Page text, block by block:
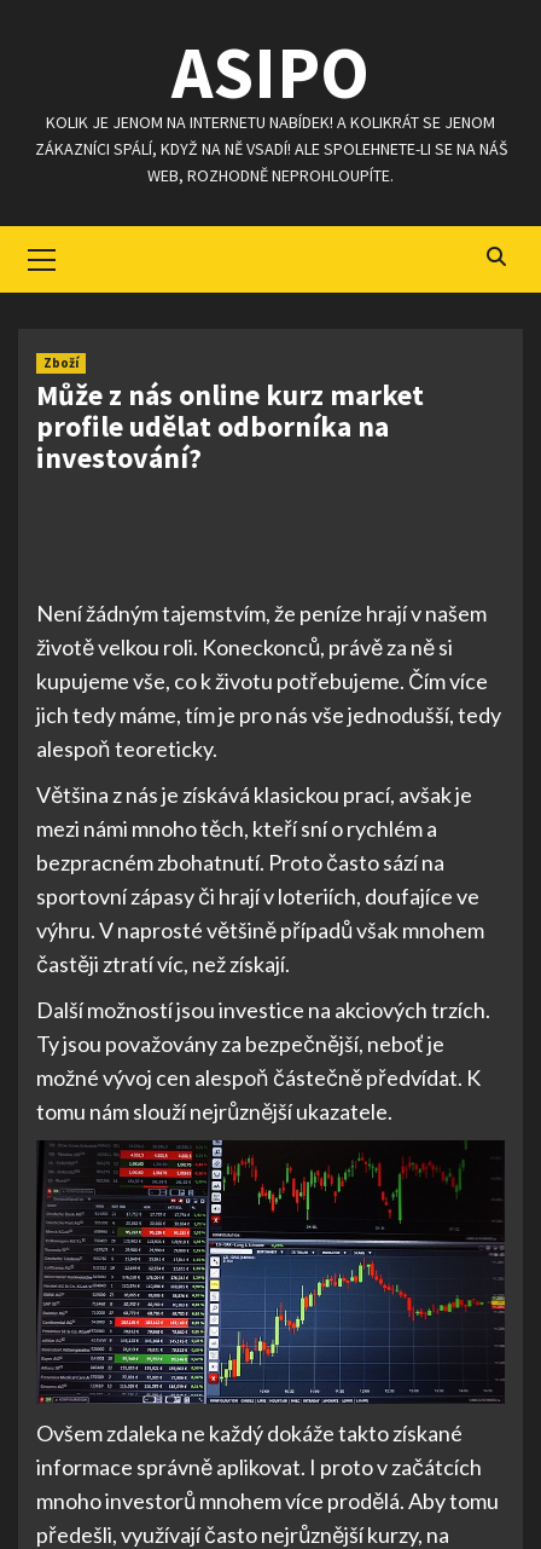
ASIPO
KOLIK JE JENOM NA INTERNETU NABÍDEK! A KOLIKRÁT SE JENOM
ZÁKAZNÍCI SPÁLÍ, KDYŽ NA NĚ VSADÍ! ALE SPOLEHNETE-LI SE NA NÁŠ
WEB, ROZHODNĚ NEPROHLOUPÍTE.
Menu
Zboží
Může z nás online kurz market
profile udělat odborníka na
investování?
Není žádným tajemstvím, že peníze hrají v našem
životě velkou roli. Koneckonců, právě za ně si
kupujeme vše, co k životu potřebujeme. Čím více
jich tedy máme, tím je pro nás vše jednodušší, tedy
alespoň teoreticky.
Většina z nás je získává klasickou prací, avšak je
mezi námi mnoho těch, kteří sní o rychlém a
bezpracném zbohatnutí. Proto často sází na
sportovní zápasy či hrají v loteriích, doufajíce ve
výhru. V naprosté většině případů však mnohem
častěji ztratí víc, než získají.
Další možností jsou investice na akciových trzích.
Ty jsou považovány za bezpečnější, neboť je
možné vývoj cen alespoň částečně předvídat. K
tomu nám slouží nejrůznější ukazatele.
Ovšem zdaleka ne každý dokáže takto získané
informace správně aplikovat. I proto v začátcích
mnoho investorů mnohem více prodělá. Aby tomu
předešli, využívají často nejrůznější kurzy, na